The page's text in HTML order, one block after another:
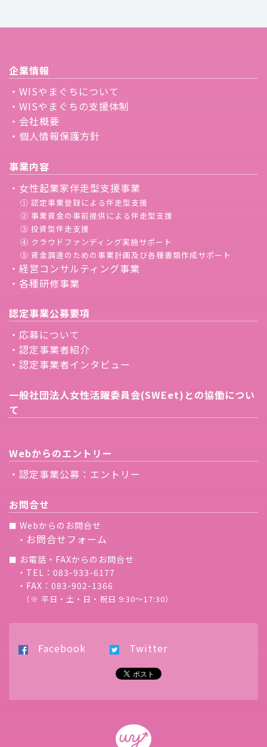
企業情報
・WISやまぐちについて
・WISやまぐちの支援体制
・会社概要
・個人情報保護方針
事業内容
・女性起業家伴走型支援事業
① 認定事業登録による伴走型支援
② 事業資金の事前提供による伴走型支援
③ 投資型伴走支援
④ クラウドファンディング実施サポート
⑤ 資金調達のための事業計画及び各種書類作成サポート
・経営コンサルティング事業
・各種研修事業
認定事業公募要項
・応募について
・認定事業者紹介
・認定事業者インタビュー
一般社団法人女性活躍委員会(SWEet)との協働につい
て
Webからのエントリー
・認定事業公募：エントリー
お問合せ
■ Webからのお問合せ
・ お問合せフォーム
■ お電話・FAXからのお問合せ
・TEL：083-933-6177
・FAX：083-902-1366
（※ 平日・土・日・祝日 9:30〜17:30）
Facebook Twitter